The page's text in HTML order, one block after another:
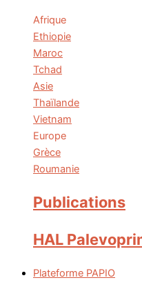
Afrique
Ethiopie
Maroc
Tchad
Asie
Thaïlande
Vietnam
Europe
Grèce
Roumanie
Publications
HAL
Plateforme PAPIO